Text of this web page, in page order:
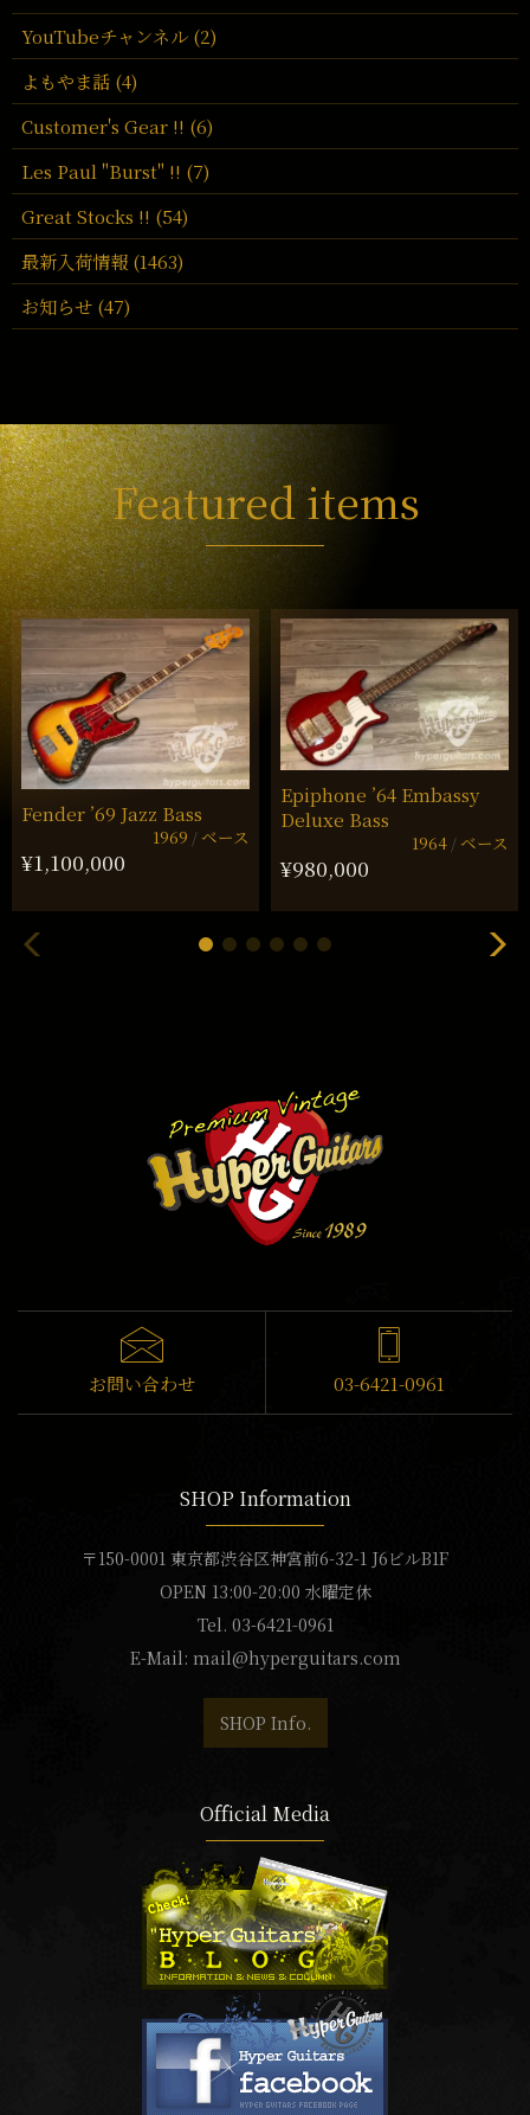
YouTubeチャンネル (2)
よもやま話 (4)
Customer's Gear !! (6)
Les Paul "Burst" !! (7)
Great Stocks !! (54)
最新入荷情報 (1463)
お知らせ (47)
Featured items
Fender ’69 Jazz Bass
1969 ベース
¥1,100,000
Epiphone ’64 Embassy
Deluxe Bass
1964 ベース
¥980,000
お問い合わせ 03-6421-0961
SHOP Information
〒150-0001 東京都渋谷区神宮前6-32-1 J6ビルB1F
OPEN 13:00-20:00 水曜定休
Tel. 03-6421-0961
E-Mail: mail@hyperguitars.com
SHOP Info.
Official Media